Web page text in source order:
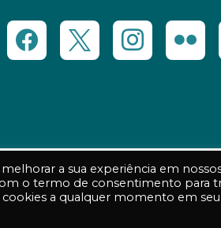
a sua experiência em
o termo de consentimento para
a qualquer momento em